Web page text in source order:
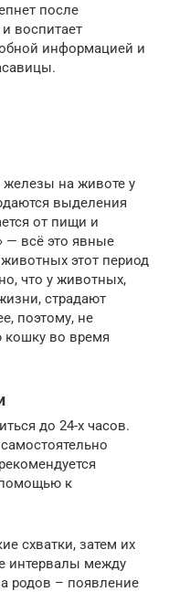
после
воспитает
информацией и
на животе у
выделения
от пищи и
— всё это явные
этот период
что у животных,
страдают
поэтому, не
кошку во время
до 24-х часов.
помощью к
схватки, затем их
интервалы между
родов – появление